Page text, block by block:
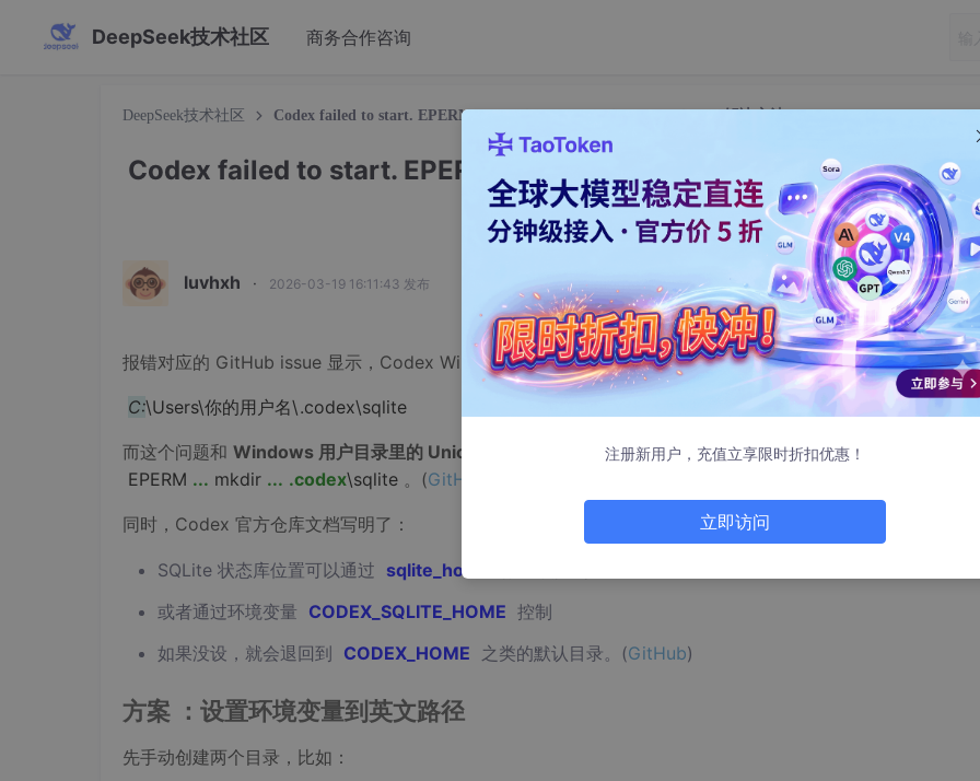
DeepSeek技术社区 商务合作咨询
DeepSeek技术社区 Codex failed to start. EPERM: operation not permitted, mkdir xxx 解决方法
Codex failed to start. EPERM: operation not permitted, mkdir xxx
方法
luvhxh · 2026-03-19 16:11:43 发布
报错对应的 GitHub issue 显示，Codex Windows 版启动时会去创建：
C:\Users\你的用户名\.codex\sqlite
而这个问题和 Windows 用户目录里的 Unicode/非 ASCII 字符有关，触发后会报
EPERM ... mkdir ... .codex\sqlite 。(GitHub
同时，Codex 官方仓库文档写明了：
SQLite 状态库位置可以通过 sqlite_home
或者通过环境变量 CODEX_SQLITE_HOME 控制
如果没设，就会退回到
CODEX_HOME 之类的默认目录。(GitHub)
方案 ：设置环境变量到英文路径
先手动创建两个目录，比如：
注册新用户，充值立享限时折扣优惠！
立即访问